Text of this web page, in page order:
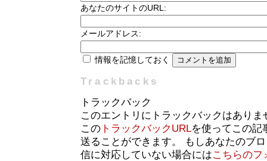
あなたのサイトのURL:
メールアドレス:
情報を記憶しておく
Trackbacks
トラックバック
このエントリにトラックバックはありま
この トラックバックURLを使ってこの記
送ることができます。 もしあなたのブ
信に対応していない場合にはこちらのフ